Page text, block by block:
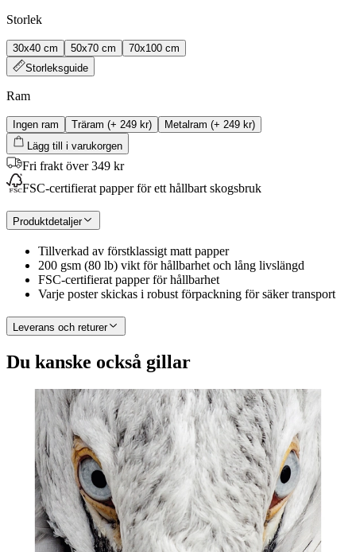
Storlek
30x40 cm 50x70 cm
70x100 cm
Storleksguide
Ram
Ingen ram Träram (+ 249 kr) Metalram (+ 249 kr)
Lägg till i varukorgen
Fri frakt över 349 kr
FSC-certifierat papper för ett hållbart skogsbruk
Produktdetaljer
Tillverkad av förstklassigt matt papper
200 gsm (80 lb) vikt för hållbarhet och lång livslängd
FSC-certifierat papper för hållbarhet
Varje poster skickas i robust förpackning för säker transport
Leverans och returer
Du kanske också gillar